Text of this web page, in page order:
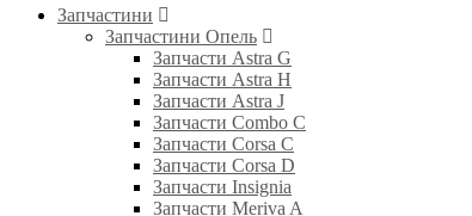
Запчастини
Запчастини Опель
Запчасти Astra G
Запчасти Astra H
Запчасти Astra J
Запчасти Combo C
Запчасти Corsa C
Запчасти Corsa D
Запчасти Insignia
Запчасти Meriva A